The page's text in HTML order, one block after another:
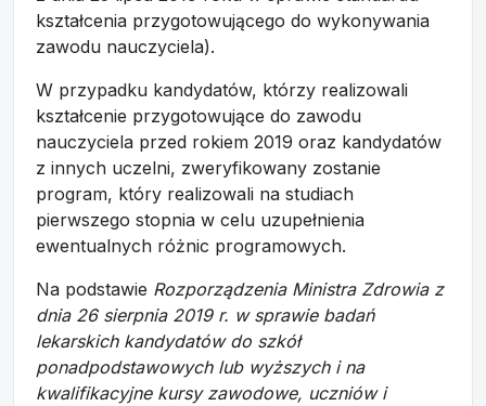
kształcenia przygotowującego do wykonywania
zawodu nauczyciela).
W przypadku kandydatów, którzy realizowali
kształcenie przygotowujące do zawodu
nauczyciela przed rokiem 2019 oraz kandydatów
z innych uczelni, zweryfikowany zostanie
program, który realizowali na studiach
pierwszego stopnia w celu uzupełnienia
ewentualnych różnic programowych.
Na podstawie Rozporządzenia Ministra Zdrowia z
dnia 26 sierpnia 2019 r. w sprawie badań
lekarskich kandydatów do szkół
ponadpodstawowych lub wyższych i na
kwalifikacyjne kursy zawodowe, uczniów i